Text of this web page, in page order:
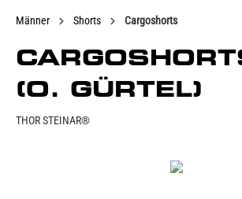
Männer Shorts Cargoshorts
(O. GÜRTEL)
THOR STEINAR®